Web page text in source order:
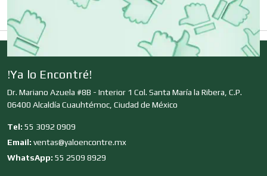
Clínicas de Belleza
Clínicas de Rehabilitación
Clínicas y Hospitales
Clubes Deportivos
!Ya lo Encontré!
Dr. Mariano Azuela #8B - Interior 1 Col. Santa María la Ribera, C.P.
06400 Alcaldía Cuauhtémoc, Ciudad de México
Tel: 55 3092 0909
Email: ventas@yaloencontre.mx
WhatsApp: 55 2509 8929